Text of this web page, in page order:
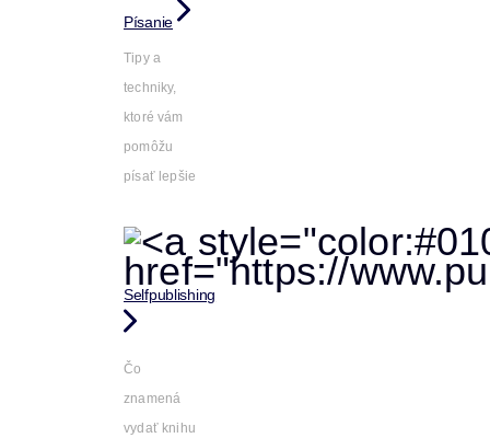
Písanie
Tipy a
techniky,
ktoré vám
pomôžu
písať lepšie
Selfpublishing
Čo
znamená
vydať knihu